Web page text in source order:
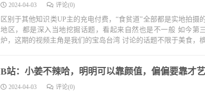
2024-04-03 评论(0)
区别于其他知识类UP主的充电付费，“食贫道”全部都是实地拍摄
地区，都是深入当地挖掘话题，看起来自然也是不一般 如今第
炉，这期的视频主角是我们的宝岛台湾 讨论的话题不限于美食，
B站：小姜不辣哈，明明可以靠颜值，偏偏要靠才艺
2024-04-03 评论(0)